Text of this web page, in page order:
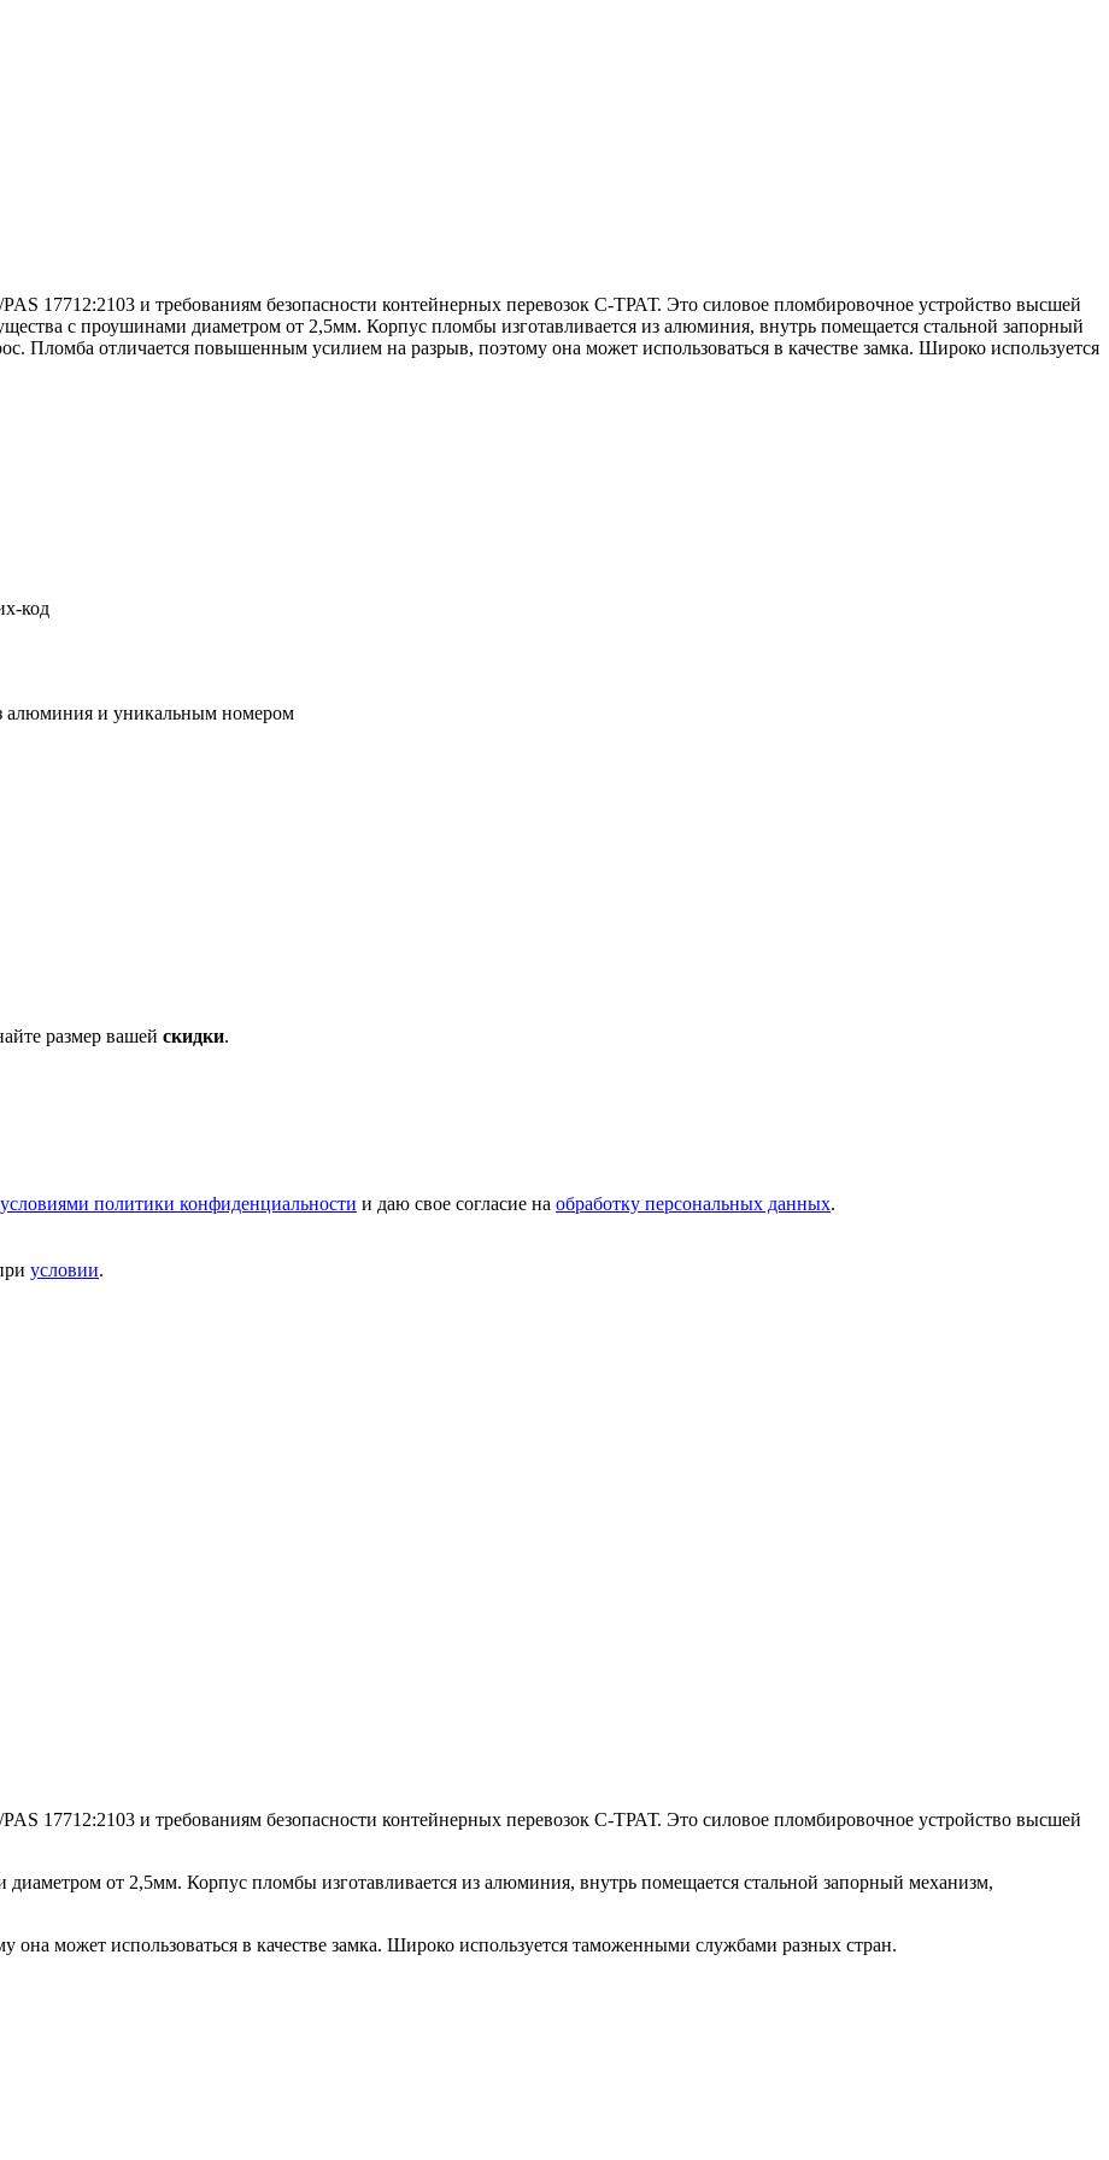
17712:2103 и требованиям безопасности контейнерных перевозок С-ТРАТ. Это силовое пломбировочное устройство высшей
с проушинами диаметром от 2,5мм. Корпус пломбы изготавливается из алюминия, внутрь помещается стальной запорный
Пломба отличается повышенным усилием на разрыв, поэтому она может использоваться в качестве замка. Широко используется
код
алюминия и уникальным номером
размер вашей скидки.
условиями политики конфиденциальности и даю свое согласие на обработку персональных данных.
условии.
17712:2103 и требованиям безопасности контейнерных перевозок С-ТРАТ. Это силовое пломбировочное устройство высшей
от 2,5мм. Корпус пломбы изготавливается из алюминия, внутрь помещается стальной запорный механизм,
может использоваться в качестве замка. Широко используется таможенными службами разных стран.